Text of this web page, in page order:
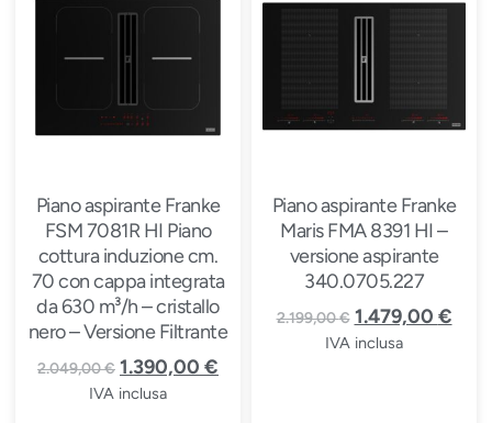
Piano aspirante Franke
FSM 7081R HI Piano
cottura induzione cm.
70 con cappa integrata
da 630 m³/h – cristallo
nero – Versione Filtrante
2.049,00€ 1.390,00 €
IVA inclusa
Piano aspirante Franke
Maris FMA 8391 HI –
versione aspirante
340.0705.227
2.199,00€ 1.479,00 €
IVA inclusa